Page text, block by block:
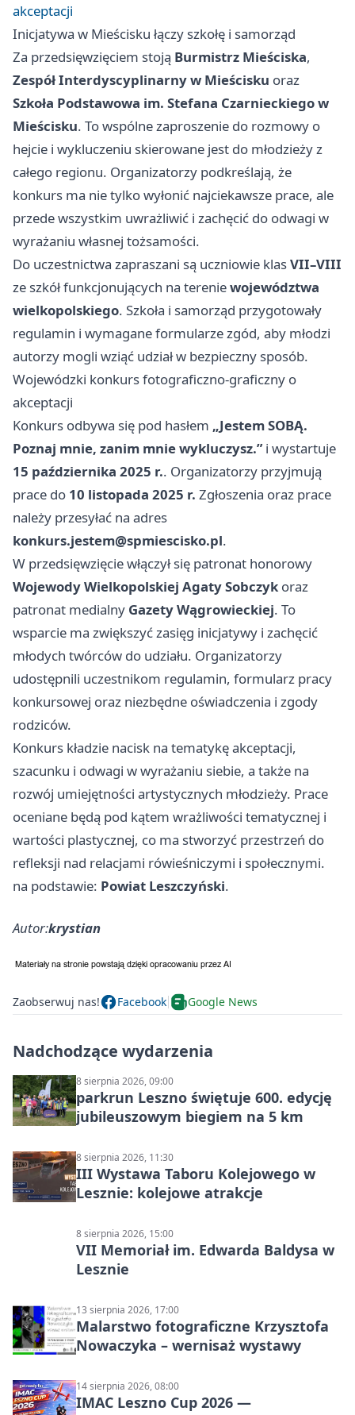
akceptacji
Inicjatywa w Mieścisku łączy szkołę i samorząd
Za przedsięwzięciem stoją Burmistrz Mieściska,
Zespół Interdyscyplinarny w Mieścisku oraz
Szkoła Podstawowa im. Stefana Czarnieckiego w
Mieścisku. To wspólne zaproszenie do rozmowy o
hejcie i wykluczeniu skierowane jest do młodzieży z
całego regionu. Organizatorzy podkreślają, że
konkurs ma nie tylko wyłonić najciekawsze prace, ale
przede wszystkim uwrażliwić i zachęcić do odwagi w
wyrażaniu własnej tożsamości.
Do uczestnictwa zapraszani są uczniowie klasVII–VIII
ze szkół funkcjonujących na tereniewojewództwa
wielkopolskiego. Szkoła i samorząd przygotowały
regulamin i wymagane formularze zgód, aby młodzi
autorzy mogli wziąć udział w bezpieczny sposób.
Wojewódzki konkurs fotograficzno-graficzny o
akceptacji
Konkurs odbywa się pod hasłem „Jestem SOBĄ.
Poznaj mnie, zanim mnie wykluczysz.”i wystartuje
15 października 2025 r.. Organizatorzy przyjmują
prace do 10 listopada 2025 r. Zgłoszenia oraz prace
należy przesyłać na adres
konkurs.jestem@spmiescisko.pl.
W przedsięwzięcie włączył się patronat honorowy
Wojewody Wielkopolskiej Agaty Sobczyk oraz
patronat medialny Gazety Wągrowieckiej. To
wsparcie ma zwiększyć zasięg inicjatywy i zachęcić
młodych twórców do udziału. Organizatorzy
udostępnili uczestnikom regulamin, formularz pracy
konkursowej oraz niezbędne oświadczenia i zgody
rodziców.
Konkurs kładzie nacisk na tematykę akceptacji,
szacunku i odwagi w wyrażaniu siebie, a także na
rozwój umiejętności artystycznych młodzieży. Prace
oceniane będą pod kątem wrażliwości tematycznej i
wartości plastycznej, co ma stworzyć przestrzeń do
refleksji nad relacjami rówieśniczymi i społecznymi.
na podstawie: Powiat Leszczyński.
Autor:krystian
Zaobserwuj nas! Facebook Google News
Nadchodzące wydarzenia
8 sierpnia 2026, 09:00
parkrun Leszno świętuje 600. edycję
jubileuszowym biegiem na 5 km
8 sierpnia 2026, 11:30
III Wystawa Taboru Kolejowego w
Lesznie: kolejowe atrakcje
8 sierpnia 2026, 15:00
VII Memoriał im. Edwarda Baldysa w
Lesznie
13 sierpnia 2026, 17:00
Malarstwo fotograficzne Krzysztofa
Nowaczyka – wernisaż wystawy
14 sierpnia 2026, 08:00
IMAC Leszno Cup 2026 —